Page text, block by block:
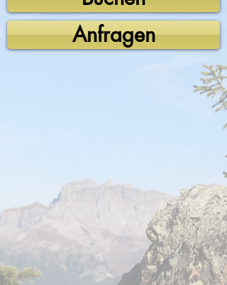
Anfragen